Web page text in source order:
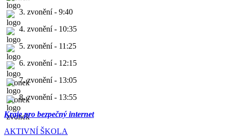
3. zvonění - 9:40
4. zvonění - 10:35
5. zvonění - 11:25
6. zvonění - 12:15
7. zvonění - 13:05
8. zvonění - 13:55
Kraje pro bezpečný internet
AKTIVNÍ ŠKOLA